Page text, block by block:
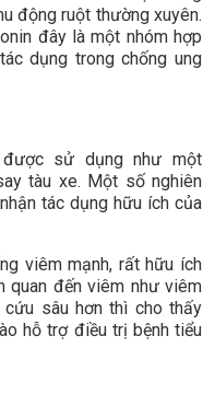
động ruột thường xuyên.
đây là một nhóm hợp
dụng trong chống ung
sử dụng như một
tàu xe. Một số nghiên
tác dụng hữu ích của
viêm mạnh, rất hữu ích
quan đến viêm như viêm
cứu sâu hơn thì cho thấy
hỗ trợ điều trị bệnh tiểu